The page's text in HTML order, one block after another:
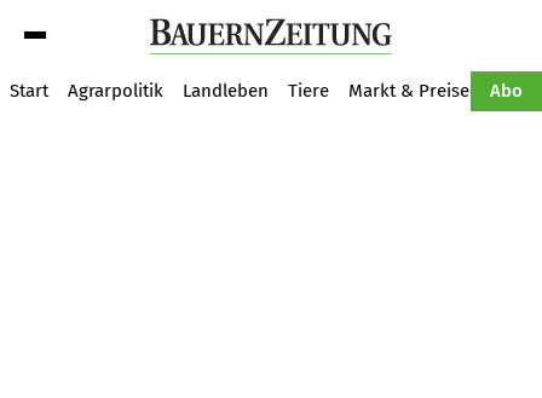
Start Agrarpolitik Landleben Tiere Markt & Preise Abo